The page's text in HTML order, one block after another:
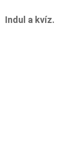
Indul a kvíz.